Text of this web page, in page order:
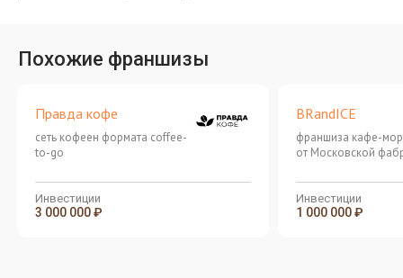
Похожие франшизы
Правда кофе
сеть кофеен формата coffee-
to-go
Инвестиции
3 000 000 ₽
BRandICE
франшиза кафе-
от Московской
Инвестиции
1 000 000 ₽